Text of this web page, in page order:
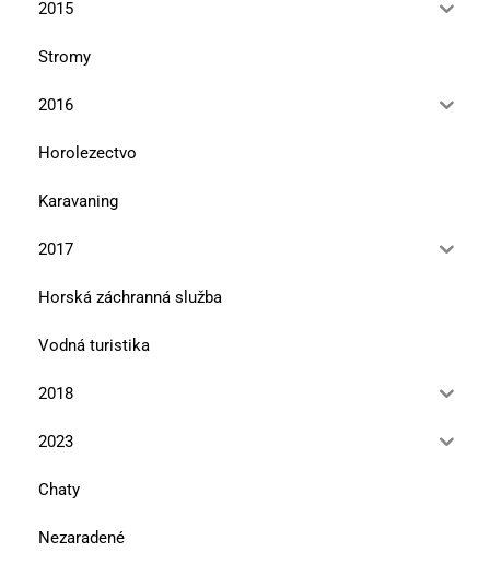
2015
Stromy
2016
Horolezectvo
Karavaning
2017
Horská záchranná služba
Vodná turistika
2018
2023
Chaty
Nezaradené